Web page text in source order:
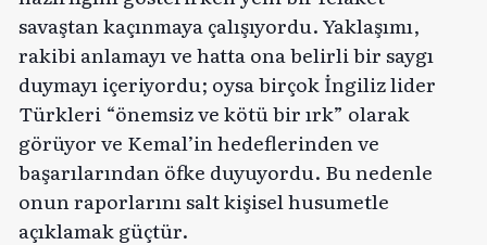
savaştan kaçınmaya çalışıyordu. Yaklaşımı,
rakibi anlamayı ve hatta ona belirli bir saygı
duymayı içeriyordu; oysa birçok İngiliz lider
Türkleri “önemsiz ve kötü bir ırk” olarak
görüyor ve Kemal’in hedeflerinden ve
başarılarından öfke duyuyordu. Bu nedenle
onun raporlarını salt kişisel husumetle
açıklamak güçtür.